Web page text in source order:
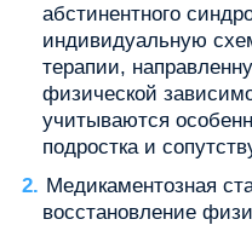
абстинентного
индивидуальную
терапии,
физической
учитываются
подростка и
Медикаментозная
восстановление